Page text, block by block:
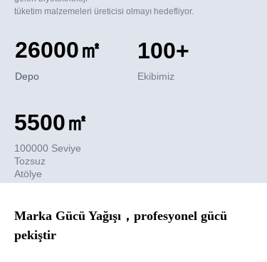
tüketim malzemeleri üreticisi olmayı hedefliyor.
26000㎡
Depo
100+
Ekibimiz
5500㎡
100000 Seviye
Tozsuz
Atölye
Marka Gücü Yağışı， profesyonel gücü
pekiştir